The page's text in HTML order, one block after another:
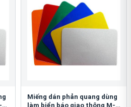
Miếng dán phản quang dùng
làm biển báo giao thông M-